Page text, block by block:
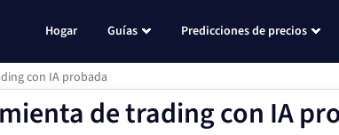
Hogar Guías Predicciones de precios
con IA probada
de trading con IA